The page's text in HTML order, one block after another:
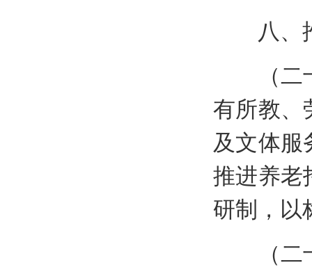
八、推
（二十
有所教、
及文体服
推进养老
研制，以
（二十